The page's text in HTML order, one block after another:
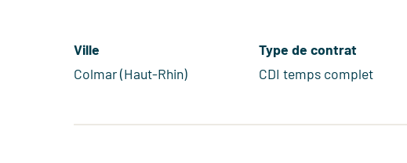
Ville
Colmar (Haut-Rhin)
Type de contrat
CDI temps complet